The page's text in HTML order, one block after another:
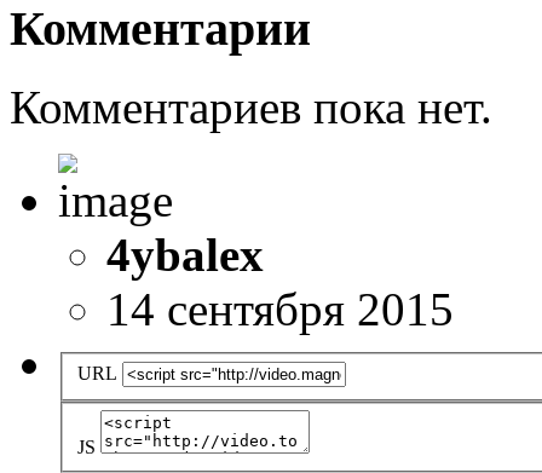
Комментарии
Комментариев пока нет.
4ybalex
14 сентября 2015
URL
JS